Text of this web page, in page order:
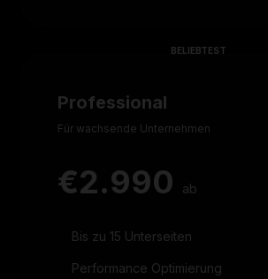
BELIEBTEST
Professional
Für wachsende Unternehmen
€2.990 ab
Bis zu 15 Unterseiten
Performance Optimierung